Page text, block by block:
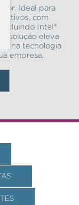
Ideal para
com
incluindo Intel®
solução eleva
na tecnologia
empresa.